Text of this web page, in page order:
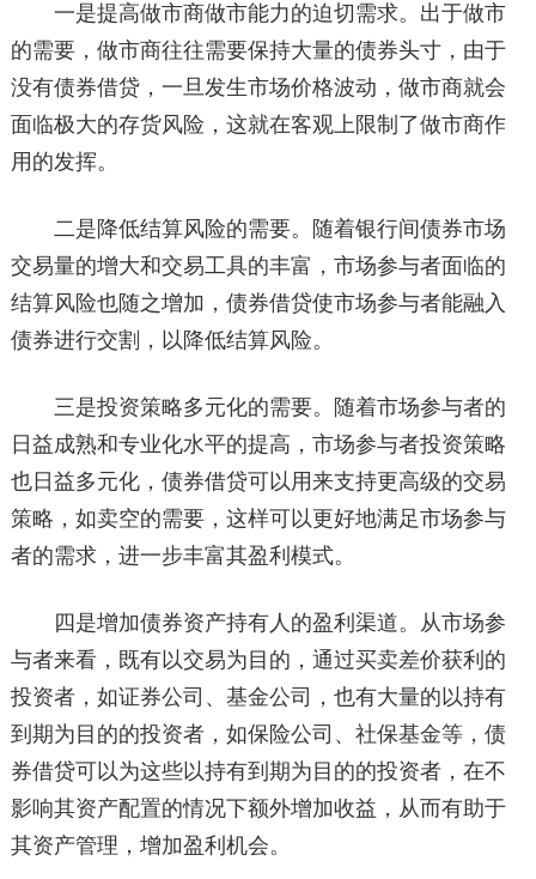
一是提高做市商做市能力的迫切需求。出于做市
的需要，做市商往往需要保持大量的债券头寸，由于
没有债券借贷，一旦发生市场价格波动，做市商就会
面临极大的存货风险，这就在客观上限制了做市商作
用的发挥。
二是降低结算风险的需要。随着银行间债券市场
交易量的增大和交易工具的丰富，市场参与者面临的
结算风险也随之增加，债券借贷使市场参与者能融入
债券进行交割，以降低结算风险。
三是投资策略多元化的需要。随着市场参与者的
日益成熟和专业化水平的提高，市场参与者投资策略
也日益多元化，债券借贷可以用来支持更高级的交易
策略，如卖空的需要，这样可以更好地满足市场参与
者的需求，进一步丰富其盈利模式。
四是增加债券资产持有人的盈利渠道。从市场参
与者来看，既有以交易为目的，通过买卖差价获利的
投资者，如证券公司、基金公司，也有大量的以持有
到期为目的的投资者，如保险公司、社保基金等，债
券借贷可以为这些以持有到期为目的的投资者，在不
影响其资产配置的情况下额外增加收益，从而有助于
其资产管理，增加盈利机会。